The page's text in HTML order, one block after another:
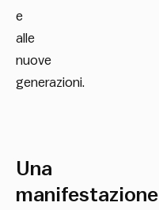
e
alle
nuove
generazioni.
Una
manifestazione